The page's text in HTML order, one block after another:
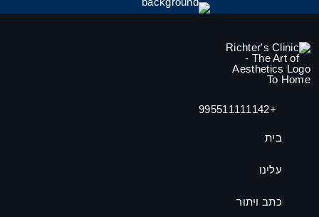
+995511111142
בית
עלינו
כתב ויתור